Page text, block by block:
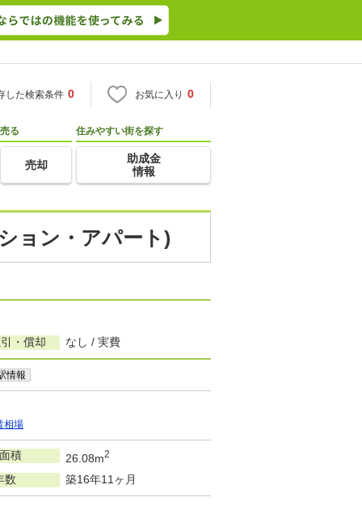
した検索条件 0 お気に入り 0
売る
売却
住みやすい街を探す
助成金
情報
ョン・アパート)
・償却 なし / 実費
情報
相場
積 26.08m2
数 築16年11ヶ月